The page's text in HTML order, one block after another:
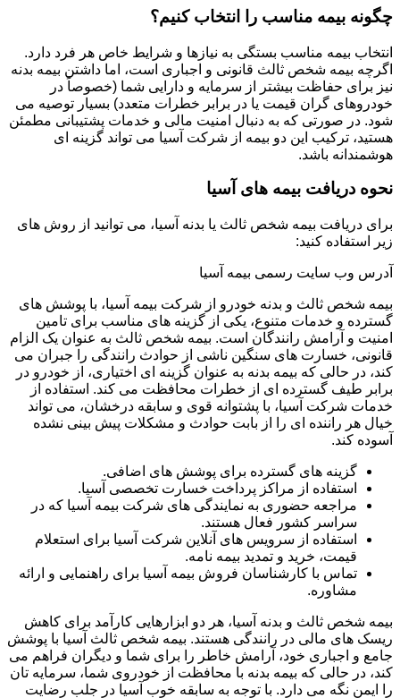
چگونه بیمه مناسب را انتخاب کنیم؟
انتخاب بیمه مناسب بستگی به نیازها و شرایط خاص هر فرد دارد.
اگرچه بیمه شخص ثالث قانونی و اجباری است، اما داشتن بیمه بدنه
نیز برای حفاظت بیشتر از سرمایه و دارایی شما (خصوصاً در
خودروهای گران قیمت یا در برابر خطرات متعدد) بسیار توصیه می
شود. در صورتی که به دنبال امنیت مالی و خدمات پشتیبانی مطمئن
هستید، ترکیب این دو بیمه از شرکت آسیا می تواند گزینه ای
هوشمندانه باشد.
نحوه دریافت بیمه های آسیا
برای دریافت بیمه شخص ثالث یا بدنه آسیا، می توانید از روش های
زیر استفاده کنید:
آدرس وب سایت رسمی بیمه آسیا
بیمه شخص ثالث و بدنه خودرو از شرکت بیمه آسیا، با پوشش های
گسترده و خدمات متنوع، یکی از گزینه های مناسب برای تامین
امنیت و آرامش رانندگان است. بیمه شخص ثالث به عنوان یک الزام
قانونی، خسارت های سنگین ناشی از حوادث رانندگی را جبران می
کند، در حالی که بیمه بدنه به عنوان گزینه ای اختیاری، از خودرو در
برابر طیف گسترده ای از خطرات محافظت می کند. استفاده از
خدمات شرکت آسیا، با پشتوانه قوی و سابقه درخشان، می تواند
خیال هر راننده ای را از بابت حوادث و مشکلات پیش بینی نشده
آسوده کند.
گزینه های گسترده برای پوشش های اضافی.
استفاده از مراکز پرداخت خسارت تخصصی آسیا.
مراجعه حضوری به نمایندگی های شرکت بیمه آسیا که در
سراسر کشور فعال هستند.
استفاده از سرویس های آنلاین شرکت آسیا برای استعلام
قیمت، خرید و تمدید بیمه نامه.
تماس با کارشناسان فروش بیمه آسیا برای راهنمایی و ارائه
مشاوره.
بیمه شخص ثالث و بدنه آسیا، هر دو ابزارهایی کارآمد برای کاهش
ریسک های مالی در رانندگی هستند. بیمه شخص ثالث آسیا با پوشش
جامع و اجباری خود، آرامش خاطر را برای شما و دیگران فراهم می
کند، در حالی که بیمه بدنه با محافظت از خودروی شما، سرمایه تان
را ایمن نگه می دارد. با توجه به سابقه خوب آسیا در جلب رضایت